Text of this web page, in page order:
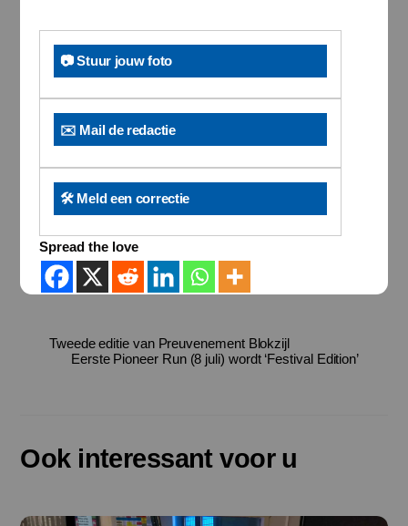
📷 Stuur jouw foto
✉️ Mail de redactie
🛠️ Meld een correctie
Spread the love
Tweede editie van Preuvenement Blokzijl
Eerste Pioneer Run (8 juli) wordt ‘Festival Edition’
Ook interessant voor u